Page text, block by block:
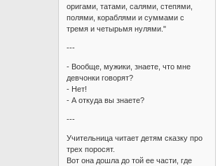
оригами, татами, салями, степями,
полями, кораблями и суммами с
тремя и четырьмя нулями."
---
- Вообще, мужики, знаете, что мне
девчонки говорят?
- Нет!
- А откуда вы знаете?
---
Учительница читает детям сказку про
трех поросят.
Вот она дошла до той ее части, где